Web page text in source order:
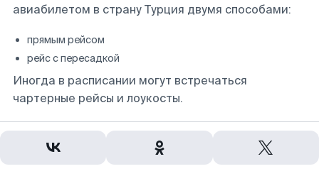
авиабилетом в страну Турция двумя способами:
прямым рейсом
рейс с пересадкой
Иногда в расписании могут встречаться
чартерные рейсы и лоукосты.